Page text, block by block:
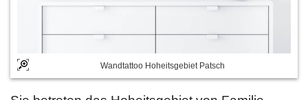
Wandtattoo Hoheitsgebiet Patsch